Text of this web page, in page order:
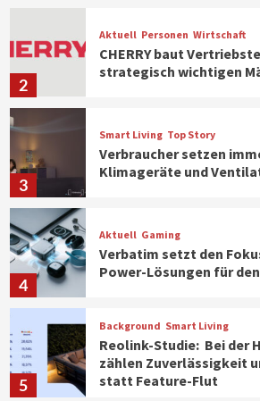
2
Aktuell Personen Wirtschaft
CHERRY baut
strategisch wichtigen
3
Smart Living Top Story
Verbraucher setzen
Klimageräte und
4
Aktuell Gaming
Verbatim setzt den
Power-Lösungen für
5
Background Smart Living
Reolink-Studie: Bei der
zählen Zuverlässigkeit
statt Feature-Flut